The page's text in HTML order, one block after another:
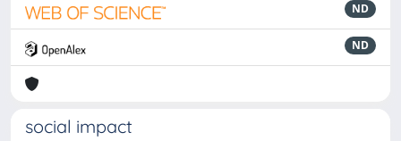
ND
ND
social impact